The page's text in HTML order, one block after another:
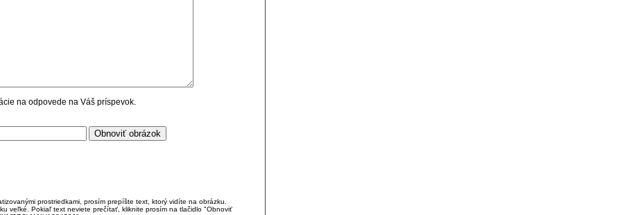
na odpovede na Váš príspevok.
prostriedkami, prosím prepíšte text, ktorý vidíte na obrázku.
veľké. Pokiaľ text neviete prečítať, kliknite prosím na tlačidlo "Obnoviť